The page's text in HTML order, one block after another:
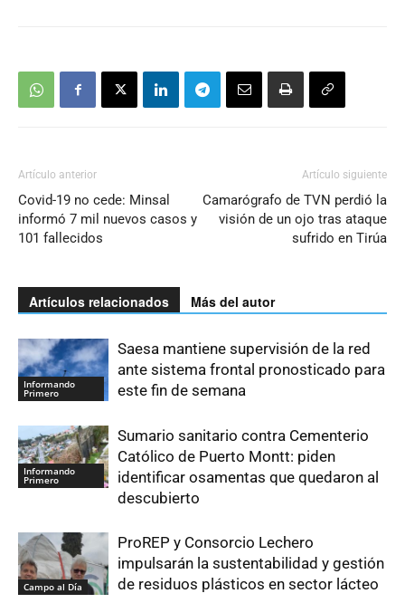
Artículo anterior
Covid-19 no cede: Minsal
informó 7 mil nuevos casos y
101 fallecidos
Artículo siguiente
Camarógrafo de TVN perdió la
visión de un ojo tras ataque
sufrido en Tirúa
Artículos relacionados Más del autor
Informando
Primero
Saesa mantiene supervisión de la red
ante sistema frontal pronosticado para
este fin de semana
Informando
Primero
Sumario sanitario contra Cementerio
Católico de Puerto Montt: piden
identificar osamentas que quedaron al
descubierto
Campo al Día
ProREP y Consorcio Lechero
impulsarán la sustentabilidad y gestión
de residuos plásticos en sector lácteo